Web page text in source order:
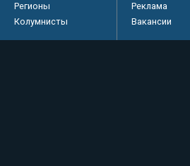
Регионы
Колумнисты
Реклама
Вакансии